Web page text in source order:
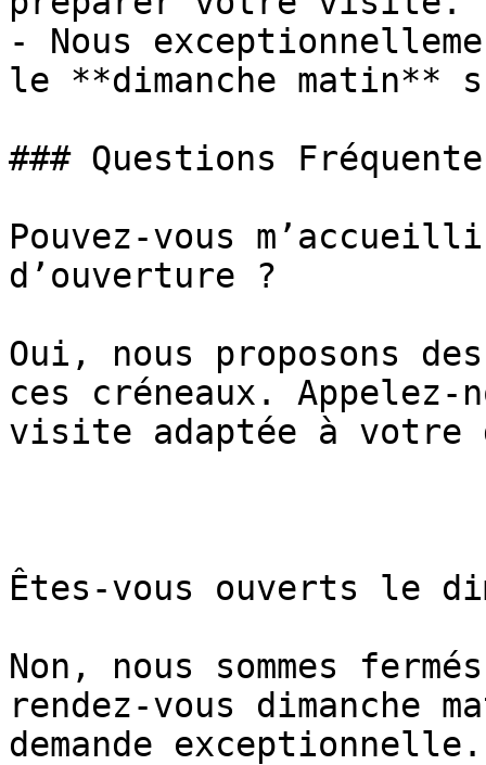
- Nous
le **dimanche matin**
### Questions
Pouvez-vous
d’ouverture ?
Oui, nous proposons
ces créneaux. Appelez-
visite adaptée à
Êtes-vous ouverts le
Non, nous sommes
rendez-vous dimanche
demande exceptionnelle.